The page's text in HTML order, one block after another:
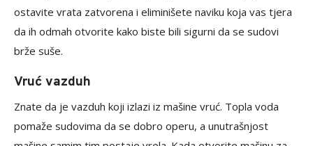
ostavite vrata zatvorena i eliminišete naviku koja vas tjera
da ih odmah otvorite kako biste bili sigurni da se sudovi
brže suše.
Vruć vazduh
Znate da je vazduh koji izlazi iz mašine vruć. Topla voda
pomaže sudovima da se dobro operu, a unutrašnjost